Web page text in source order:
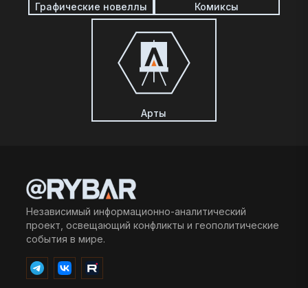
Графические новеллы Комиксы
Арты
Независимый информационно-аналитический
проект, освещающий конфликты и геополитические
события в мире.